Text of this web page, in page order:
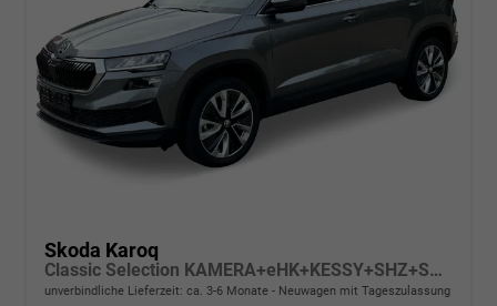
Skoda Karoq
Classic Selection KAMERA+eHK+KESSY+SHZ+SMARTLINK+LED+16" ALU
unverbindliche Lieferzeit: ca. 3-6 Monate Neuwagen mit Tageszulassung